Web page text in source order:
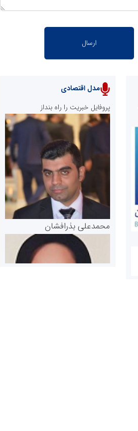
مدل اقتصادی
پروفایل خبریت را راه بنداز
محمدعلی بذرافشان